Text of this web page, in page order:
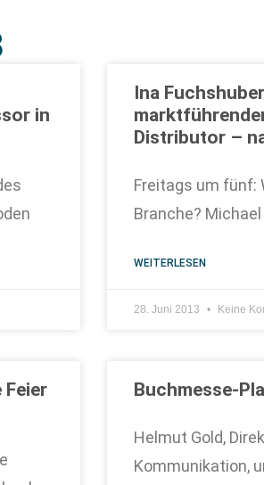
in
Ina
Distributor –
Freitags um fünf:
Branche?
WEITERLESEN
28. Juni 2013 Keine
Feier
Buchmesse-
Helmut Gold,
Kommunikation,